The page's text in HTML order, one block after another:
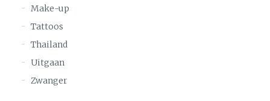
Make-up
Tattoos
Thailand
Uitgaan
Zwanger